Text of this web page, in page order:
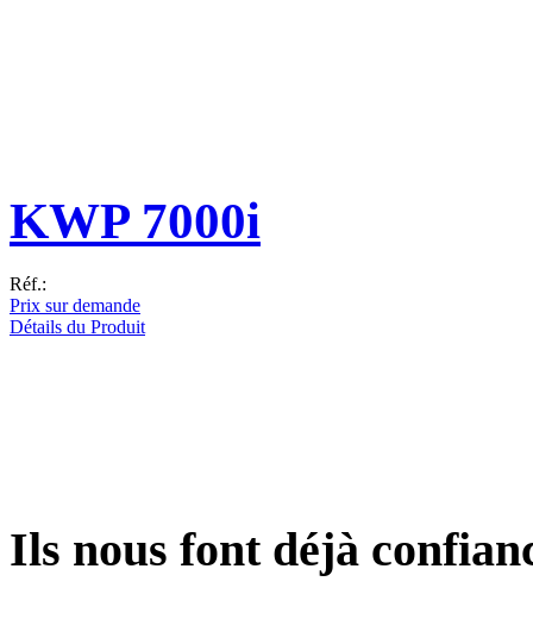
KWP 7000i
Réf.:
Prix sur demande
Détails du Produit
Ils nous font déjà